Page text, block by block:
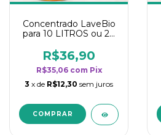
Concentrado LaveBio
para 10 LITROS ou 20
rendimento da
categoria - Flor de
Laranjeira
R$36,90
R$35,06 com Pix
3 x de R$12,30 sem juros